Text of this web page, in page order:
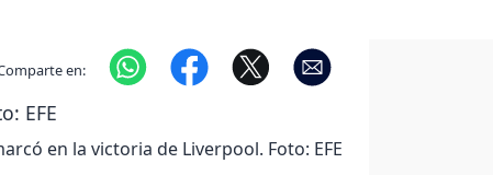
en:
en la victoria de Liverpool. Foto: EFE